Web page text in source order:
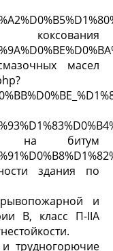
масел
на битум
здания по
и
В, класс П-IIА
трудногорючие